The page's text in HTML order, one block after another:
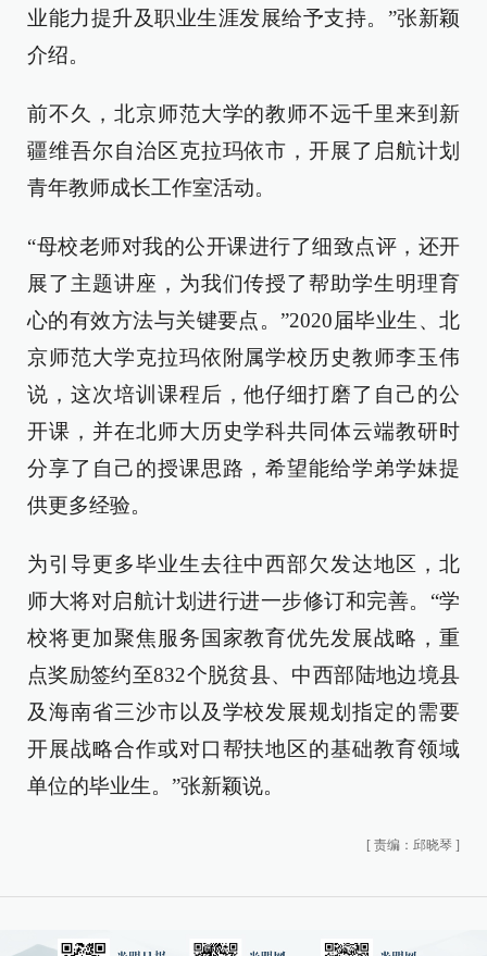
业能力提升及职业生涯发展给予支持。”张新颖
介绍。
前不久，北京师范大学的教师不远千里来到新
疆维吾尔自治区克拉玛依市，开展了启航计划
青年教师成长工作室活动。
“母校老师对我的公开课进行了细致点评，还开
展了主题讲座，为我们传授了帮助学生明理育
心的有效方法与关键要点。”2020届毕业生、北
京师范大学克拉玛依附属学校历史教师李玉伟
说，这次培训课程后，他仔细打磨了自己的公
开课，并在北师大历史学科共同体云端教研时
分享了自己的授课思路，希望能给学弟学妹提
供更多经验。
为引导更多毕业生去往中西部欠发达地区，北
师大将对启航计划进行进一步修订和完善。“学
校将更加聚焦服务国家教育优先发展战略，重
点奖励签约至832个脱贫县、中西部陆地边境县
及海南省三沙市以及学校发展规划指定的需要
开展战略合作或对口帮扶地区的基础教育领域
单位的毕业生。”张新颖说。
[ 责编：邱晓琴 ]